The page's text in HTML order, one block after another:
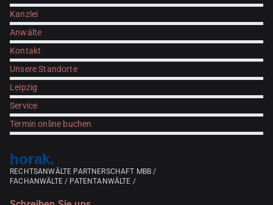
Kanzlei
Anwälte
Kontakt
Unsere Standorte
Leipzig
Service
Termin online buchen
horak.
RECHTSANWÄLTE PARTNERSCHAFT MBB /
FACHANWÄLTE / PATENTANWÄLTE /